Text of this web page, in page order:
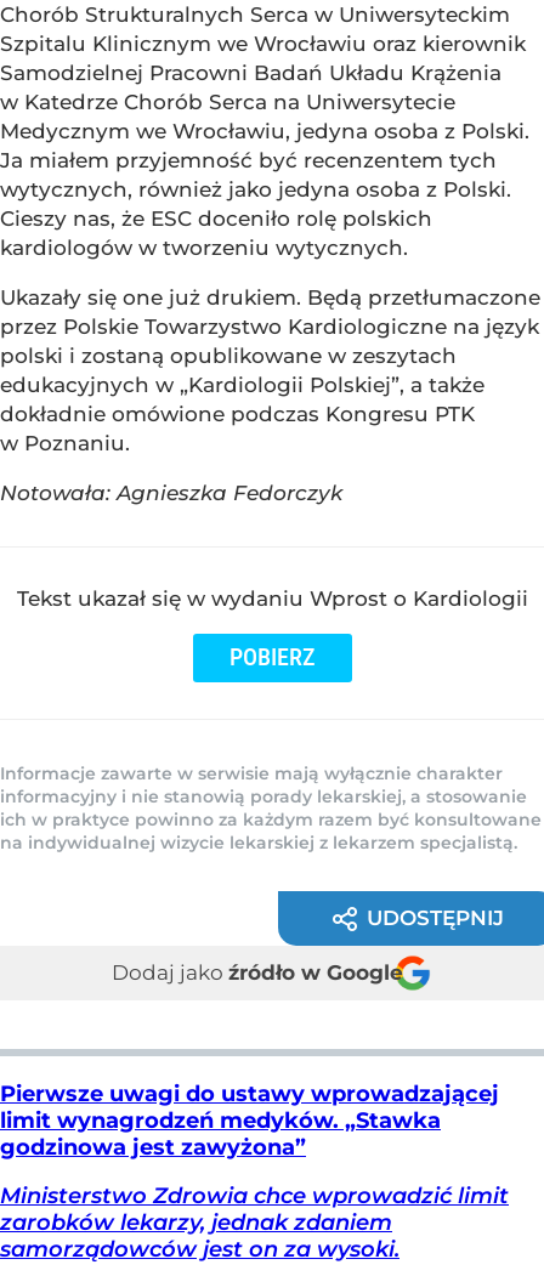
Chorób Strukturalnych Serca w Uniwersyteckim
Szpitalu Klinicznym we Wrocławiu oraz kierownik
Samodzielnej Pracowni Badań Układu Krążenia
w Katedrze Chorób Serca na Uniwersytecie
Medycznym we Wrocławiu, jedyna osoba z Polski.
Ja miałem przyjemność być recenzentem tych
wytycznych, również jako jedyna osoba z Polski.
Cieszy nas, że ESC doceniło rolę polskich
kardiologów w tworzeniu wytycznych.
Ukazały się one już drukiem. Będą przetłumaczone
przez Polskie Towarzystwo Kardiologiczne na język
polski i zostaną opublikowane w zeszytach
edukacyjnych w „Kardiologii Polskiej”, a także
dokładnie omówione podczas Kongresu PTK
w Poznaniu.
Notowała: Agnieszka Fedorczyk
Tekst ukazał się w wydaniu Wprost o Kardiologii
POBIERZ
Informacje zawarte w serwisie mają wyłącznie charakter
informacyjny i nie stanowią porady lekarskiej, a stosowanie
ich w praktyce powinno za każdym razem być konsultowane
na indywidualnej wizycie lekarskiej z lekarzem specjalistą.
UDOSTĘPNIJ
Dodaj jako źródło w Google
Pierwsze uwagi do ustawy wprowadzającej
limit wynagrodzeń medyków. „Stawka
godzinowa jest zawyżona”
Ministerstwo Zdrowia chce wprowadzić limit
zarobków lekarzy, jednak zdaniem
samorządowców jest on za wysoki.